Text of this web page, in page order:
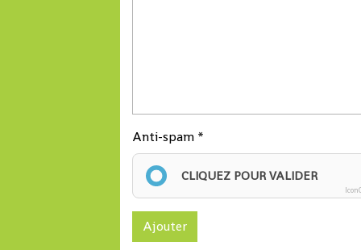
Anti-spam
CLIQUEZ POUR VALIDER
Ajouter